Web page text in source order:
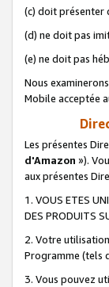
(c) doit présenter
(d) ne doit pas
(e) ne doit pas
Nous
Mobile acceptée
Les présentes
d'Amazon »).
aux présentes
1. VOUS ETES
DES PRODUITS
2. Votre
Programme (tels
3. Vous pouvez